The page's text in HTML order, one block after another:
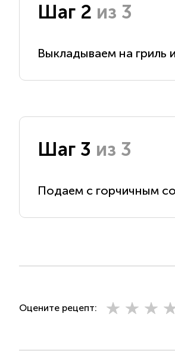
Шаг 2 из 3
Выкладываем на гриль
Шаг 3 из 3
Подаем с горчичным
Оцените рецепт: